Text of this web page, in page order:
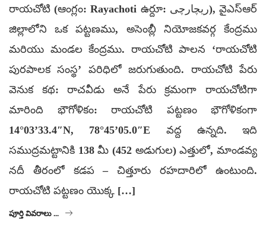
రాయచోటి (ఆంగ్లం: Rayachoti ఉర్దూ: ریچارچی), వైఎస్ఆర్
జిల్లాలోని ఒక పట్టణము, అసెంబ్లీ నియోజకవర్గ కేంద్రము
మరియు మండల కేంద్రము. రాయచోటి పాలన ‘రాయచోటి
పురపాలక సంస్థ’ పరిధిలో జరుగుతుంది. రాయచోటి పేరు
వెనుక కథ: రాచవీడు అనే పేరు క్రమంగా రాయచోటిగా
మారింది భౌగోళికం: రాయచోటి పట్టణం భౌగోళికంగా
14°03’33.4″N, 78°45’05.0″E వద్ద ఉన్నది. ఇది
సముద్రమట్టానికి 138 మీ (452 అడుగుల) ఎత్తులో, మాండవ్య
నదీ తీరంలో కడప – చిత్తూరు రహదారిలో ఉంటుంది.
రాయచోటి పట్టణం యొక్క […]
పూర్తి వివరాలు ...